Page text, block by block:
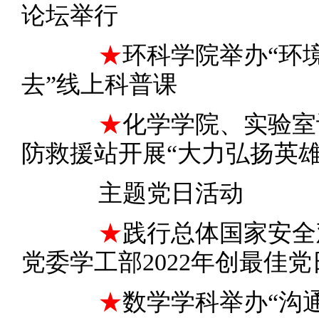
论坛举行
★环科学院举办“环
去”线上科普课
★化学学院、实验
防救援站开展“大力弘扬英
主题党日活动
★践行总体国家安
党委学工部2022年创最佳
★数学学科举办“